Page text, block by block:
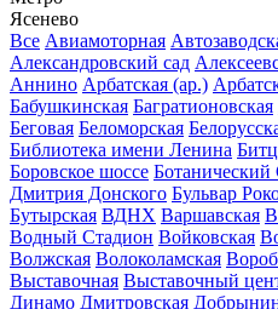
Ясенево
Все Авиамоторная
Александровский сад
Аннино Арбатская (ар.)
Бабушкинская Багратионовская
Беговая Беломорская
Библиотека имени Ленина
Боровское шоссе Ботанический
Дмитрия Донского Бульвар
Бутырская ВДНХ Варшавская
Водный Стадион Войковская
Волжская Волоколамская
Выставочная Выставочный
Динамо Дмитровская